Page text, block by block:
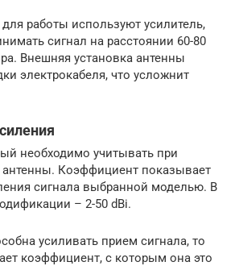
работы используют усилитель,
сигнал на расстоянии 60-80
Внешняя установка антенны
электрокабеля, что усложнит
необходимо учитывать при
антенны. Коэффициент показывает
сигнала выбранной моделью. В
– 2-50 dBi.
усиливать прием сигнала, то
коэффициент, с которым она это